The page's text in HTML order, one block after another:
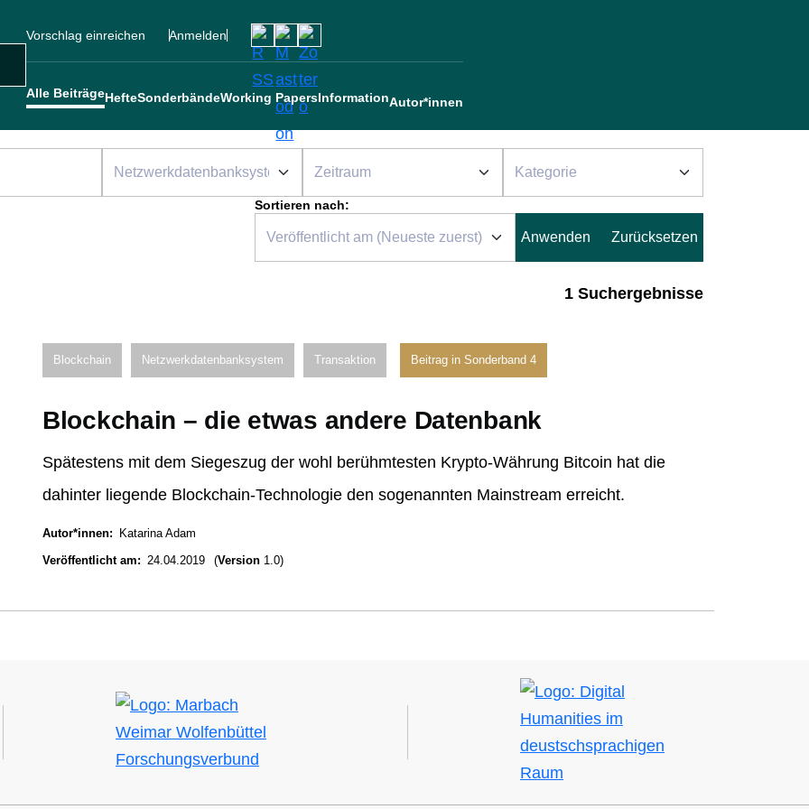
Sekundärmenü
Vorschlag einreichen
Benutzermenü
Anmelden
Social
Alle BeiträgeHefteSonderbändeWorking PapersInformationAutor*innen
Sortieren nach:
1 Suchergebnisse
Blockchain Netzwerkdatenbanksystem Transaktion Beitrag in Sonderband 4
Blockchain – die etwas andere Datenbank
Spätestens mit dem Siegeszug der wohl berühmtesten Krypto-Währung Bitcoin hat die
dahinter liegende Blockchain-Technologie den sogenannten Mainstream erreicht.
Autor*innen
Katarina Adam
Veröffentlicht am
24.04.2019 (Version 1.0)
Bild
Bild